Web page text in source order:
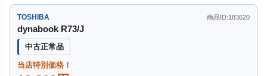
TOSHIBA 商品ID:183620
dynabook R73/J
中古正常品
当店特別価格！